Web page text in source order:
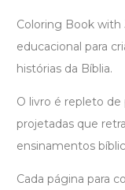
Coloring Book
educacional para
histórias da Bíblia.
O livro é repleto
projetadas que
ensinamentos
Cada página para